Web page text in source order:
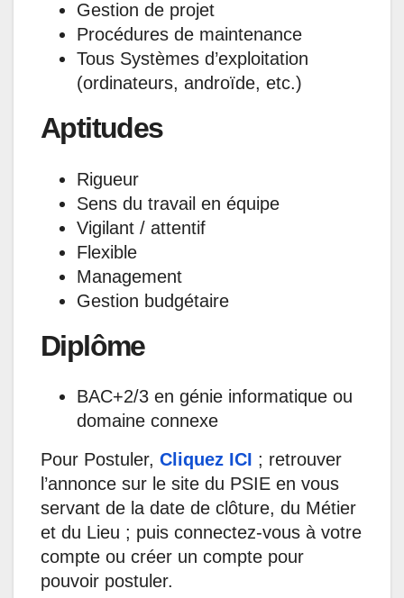
Gestion de projet
Procédures de maintenance
Tous Systèmes d’exploitation
(ordinateurs, androïde, etc.)
Aptitudes
Rigueur
Sens du travail en équipe
Vigilant / attentif
Flexible
Management
Gestion budgétaire
Diplôme
BAC+2/3 en génie informatique ou
domaine connexe
Pour Postuler, Cliquez ICI ; retrouver
l’annonce sur le site du PSIE en vous
servant de la date de clôture, du Métier
et du Lieu ; puis connectez-vous à votre
compte ou créer un compte pour
pouvoir postuler.